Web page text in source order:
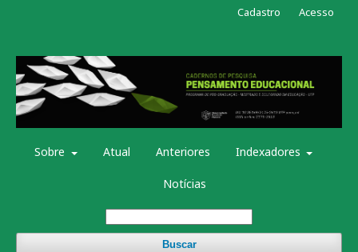
Sobre Atual Anteriores Indexadores
Notícias
Buscar
Cadastro Acesso